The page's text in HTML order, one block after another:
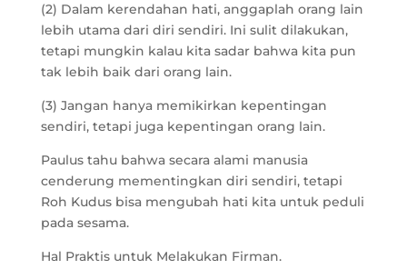
(2) Dalam kerendahan hati, anggaplah orang lain
lebih utama dari diri sendiri. Ini sulit dilakukan,
tetapi mungkin kalau kita sadar bahwa kita pun
tak lebih baik dari orang lain.
(3) Jangan hanya memikirkan kepentingan
sendiri, tetapi juga kepentingan orang lain.
Paulus tahu bahwa secara alami manusia
cenderung mementingkan diri sendiri, tetapi
Roh Kudus bisa mengubah hati kita untuk peduli
pada sesama.
Hal Praktis untuk Melakukan Firman.